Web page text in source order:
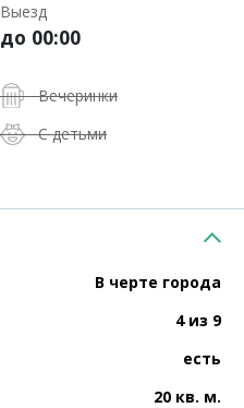
Выезд
до 00:00
Вечеринки
С детьми
В черте города
4 из 9
есть
20 кв. м.